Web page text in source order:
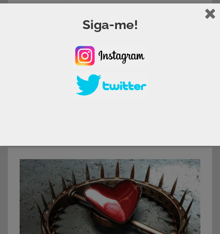
a Coreia do Norte
Em 2018 quando cheguei na estação de trem de
surpreendido com uma
Continue lendo
Siga-me!